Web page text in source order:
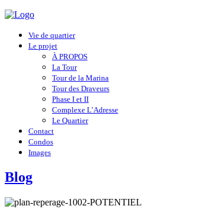
Vie de quartier
Le projet
À PROPOS
La Tour
Tour de la Marina
Tour des Draveurs
Phase I et II
Complexe L’Adresse
Le Quartier
Contact
Condos
Images
Blog